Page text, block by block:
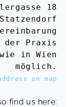
18
der Praxis
in Wien
möglich.
on map
find us here: